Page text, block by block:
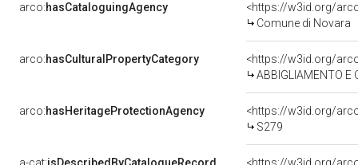
arco:hasCataloguingAgency
<https://w3id.org/
Comune di Novara
arco:hasCulturalPropertyCategory
ABBIGLIAMENTO E
arco:hasHeritageProtectionAgency
<https://w3id.org/
S279